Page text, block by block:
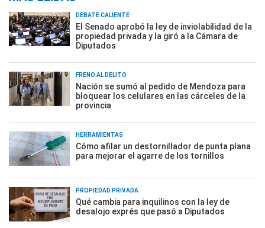
DEBATE CALIENTE
El Senado aprobó la ley de inviolabilidad de la
propiedad privada y la giró a la Cámara de
Diputados
FRENO AL DELITO
Nación se sumó al pedido de Mendoza para
bloquear los celulares en las cárceles de la
provincia
HERRAMIENTAS
Cómo afilar un destornillador de punta plana
para mejorar el agarre de los tornillos
PROPIEDAD PRIVADA
Qué cambia para inquilinos con la ley de
desalojo exprés que pasó a Diputados